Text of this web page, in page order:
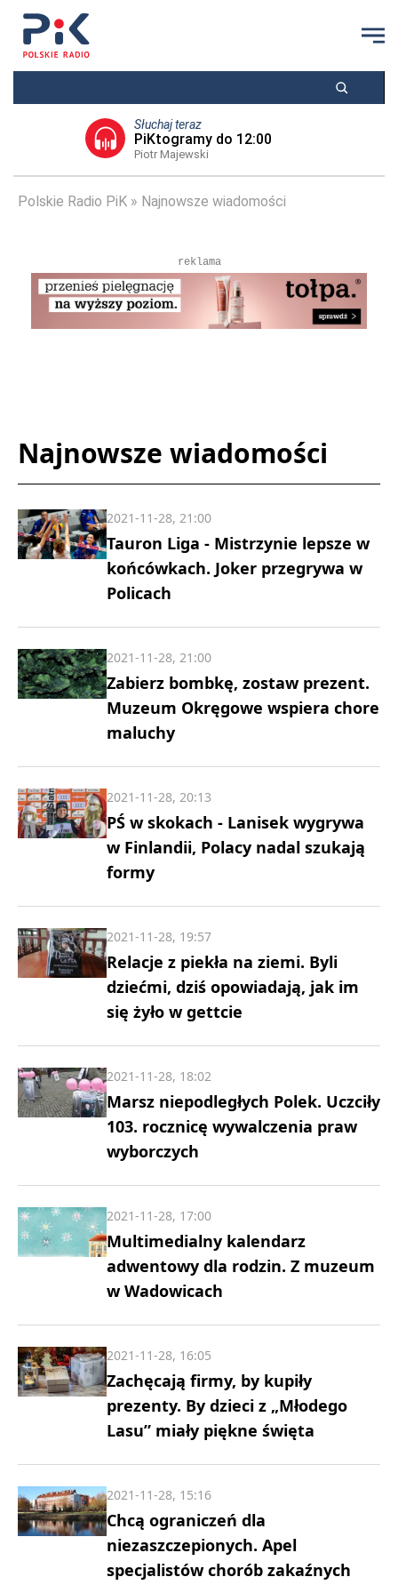
Słuchaj teraz
PiKtogramy do 12:00
Piotr Majewski
Polskie Radio PiK Najnowsze wiadomości
reklama
Najnowsze wiadomości
Tauron Liga - Mistrzynie lepsze w
końcówkach. Joker przegrywa w
Policach
2021-11-28, 21:00
Zabierz bombkę, zostaw prezent.
Muzeum Okręgowe wspiera chore
maluchy
2021-11-28, 21:00
PŚ w skokach - Lanisek wygrywa
w Finlandii, Polacy nadal szukają
formy
2021-11-28, 20:13
Relacje z piekła na ziemi. Byli
dziećmi, dziś opowiadają, jak im
się żyło w gettcie
2021-11-28, 19:57
Marsz niepodległych Polek. Uczciły
103. rocznicę wywalczenia praw
wyborczych
2021-11-28, 18:02
Multimedialny kalendarz
adwentowy dla rodzin. Z muzeum
w Wadowicach
2021-11-28, 17:00
Zachęcają firmy, by kupiły
prezenty. By dzieci z „Młodego
Lasu” miały piękne święta
2021-11-28, 16:05
Chcą ograniczeń dla
niezaszczepionych. Apel
specjalistów chorób zakaźnych
2021-11-28, 15:16